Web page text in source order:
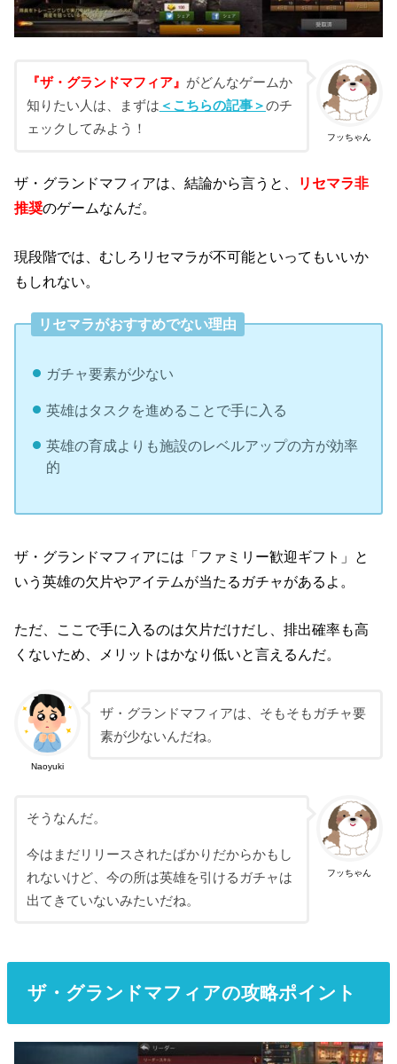
フッちゃん
『ザ・グランドマフィア』 がどんなゲームか
知りたい人は、まずは ＜こちらの記事＞のチ
ェックしてみよう！
ザ・グランドマフィアは、結論から言うと、
リセマラ非
推奨のゲームなんだ。
現段階では、むしろリセマラが不可能といってもいいか
もしれない。
リセマラがおすすめでない理由
ガチャ要素が少ない
英雄はタスクを進めることで手に入る
英雄の育成よりも施設のレベルアップの方が効率
的
ザ・グランドマフィアには「ファミリー歓迎ギフト」と
いう英雄の欠片やアイテムが当たるガチャがあるよ。
ただ、ここで手に入るのは欠片だけだし、排出確率も高
くないため、メリットはかなり低いと言えるんだ。
Naoyuki
ザ・グランドマフィアは、そもそもガチャ要
素が少ないんだね。
フッちゃん
そうなんだ。
今はまだリリースされたばかりだからかもし
れないけど、今の所は英雄を引けるガチャは
出てきていないみたいだね。
ザ・グランドマフィアの攻略ポイント